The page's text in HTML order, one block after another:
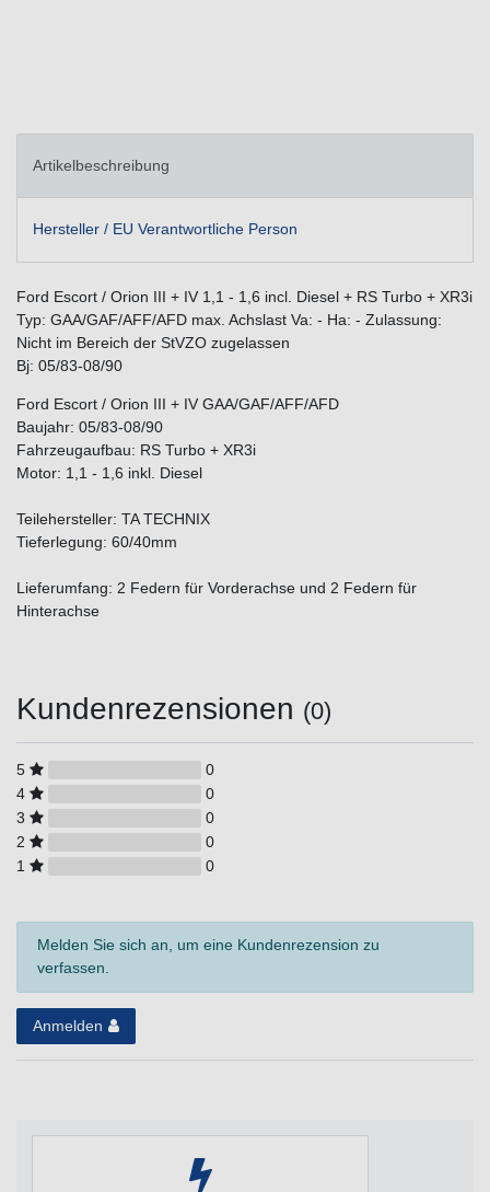
Artikelbeschreibung
Hersteller / EU Verantwortliche Person
Ford Escort / Orion III + IV 1,1 - 1,6 incl. Diesel + RS Turbo + XR3i
Typ: GAA/GAF/AFF/AFD max. Achslast Va: - Ha: - Zulassung:
Nicht im Bereich der StVZO zugelassen
Bj: 05/83-08/90
Ford Escort / Orion III + IV GAA/GAF/AFF/AFD
Baujahr: 05/83-08/90
Fahrzeugaufbau: RS Turbo + XR3i
Motor: 1,1 - 1,6 inkl. Diesel
Teilehersteller: TA TECHNIX
Tieferlegung: 60/40mm
Lieferumfang: 2 Federn für Vorderachse und 2 Federn für
Hinterachse
Kundenrezensionen (0)
5
0
4
0
3
0
2
0
1
0
Melden Sie sich an, um eine Kundenrezension zu
verfassen.
Anmelden